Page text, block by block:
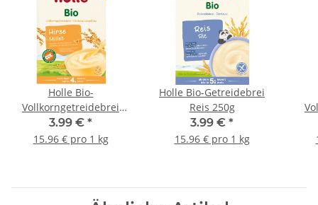
Holle Bio-
Vollkorngetreidebrei
Hirse 250g
3.99 € *
15.96 € pro 1 kg
Holle Bio-Getreidebrei
Reis 250g
3.99 € *
15.96 € pro 1 kg